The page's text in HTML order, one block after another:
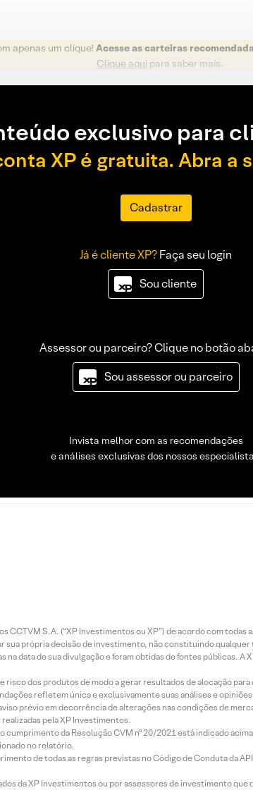
apenas um clique! Acesse as carteiras
Clique aqui para saber mais.
exclusivo para
XP é gratuita. Abra a
Cadastrar
Já é cliente XP?Faça seu login
Sou cliente
Assessor ou parceiro? Clique no botão
Sou assessor ou parceiro
Invista melhor com as recomendações
e análises exclusivas dos nossos
CCTVM S.A. (“XP Investimentos ou XP”) de acordo com
sua própria decisão de investimento, não constituindo
data de sua divulgação e foram obtidas de fontes públicas.
dos produtos de modo a gerar resultados de alocação
refletem única e exclusivamente suas análises e
prévio em decorrência de alterações nas condições de
pela XP Investimentos.
da Resolução CVM nº 20/2021 está indicado
no relatório.
de todas as regras previstas no Código de Conduta da
da XP Investimentos ou por assessores de investimento que